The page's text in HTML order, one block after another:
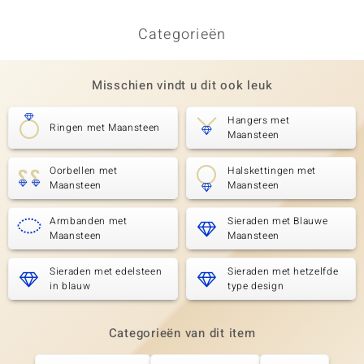
Categorieën
Misschien vindt u dit ook leuk
Ringen met Maansteen
Hangers met
Maansteen
Oorbellen met
Maansteen
Halskettingen met
Maansteen
Armbanden met
Maansteen
Sieraden met Blauwe
Maansteen
Sieraden met edelsteen
in blauw
Sieraden met hetzelfde
type design
Categorieën van dit item